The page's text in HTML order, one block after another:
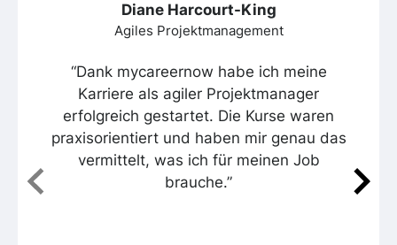
Diane Harcourt-King
Agiles Projektmanagement
“Dank mycareernow habe ich meine
Karriere als agiler Projektmanager
erfolgreich gestartet. Die Kurse waren
praxisorientiert und haben mir genau das
vermittelt, was ich für meinen Job
brauche.”